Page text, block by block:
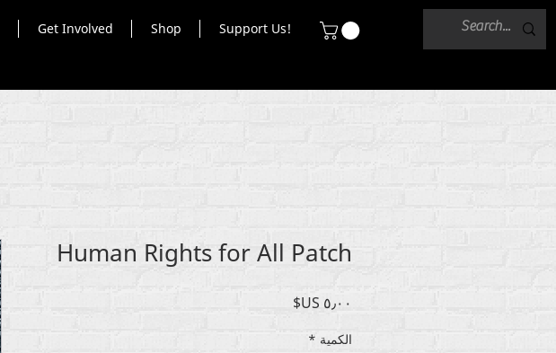
Get Involved Shop Support Us!
Human Rights for All Patch
الكمية *